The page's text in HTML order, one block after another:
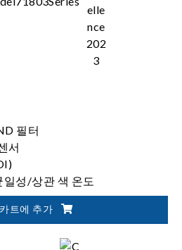
필터
서
성/상관 색 온도
트에 추가